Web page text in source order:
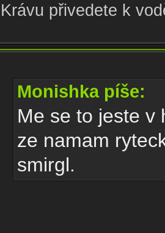
Krávu přivedete k
Monishka píše:
Me se to jeste v
ze namam
smirgl.